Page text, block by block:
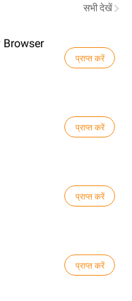
सभी देखें
Browser
प्राप्त करें
प्राप्त करें
प्राप्त करें
प्राप्त करें